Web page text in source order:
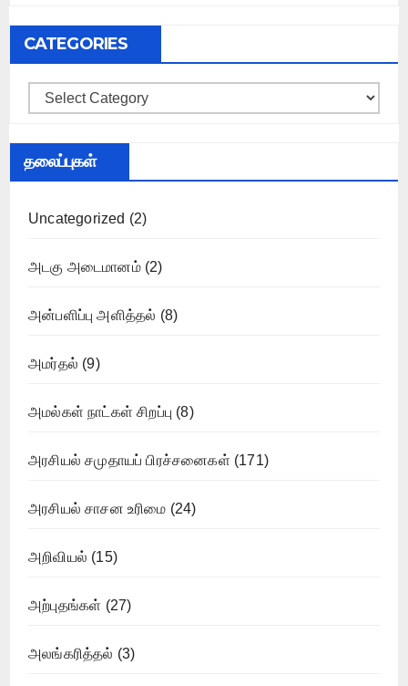
CATEGORIES
Categories
தலைப்புகள்
Uncategorized (2)
அடகு அடைமானம்(2)
அன்பளிப்பு அளித்தல் (8)
அமர்தல் (9)
அமல்கள் நாட்கள் சிறப்பு (8)
அரசியல் சமுதாயப் பிரச்சனைகள் (171)
அரசியல் சாசன உரிமை (24)
அறிவியல் (15)
அற்புதங்கள் (27)
அலங்கரித்தல் (3)